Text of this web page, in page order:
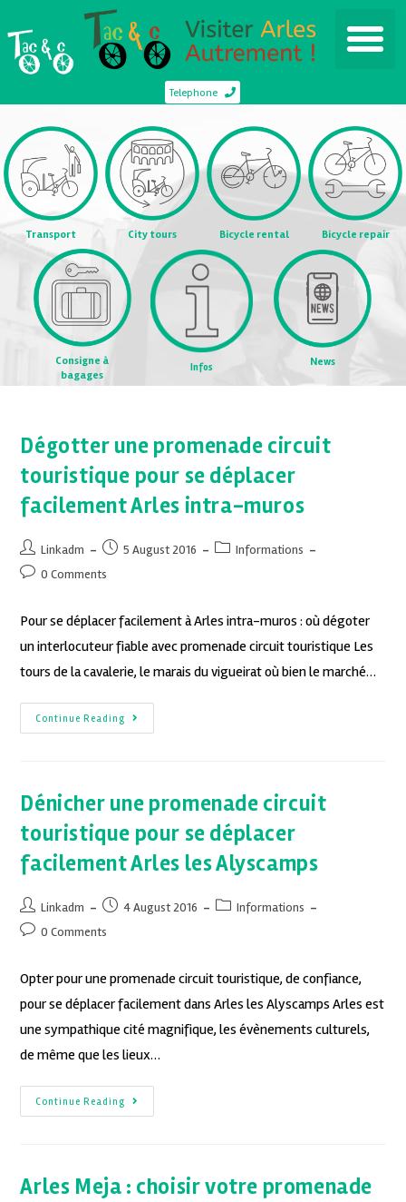
Telephone
Transport City tours Bicycle rental Bicycle repair
Consigne à
bagages
Infos News
Dégotter une promenade circuit
touristique pour se déplacer
facilement Arles intra-muros
Linkadm 5 August 2016
Informations
0 Comments
Pour se déplacer facilement à Arles intra-muros : où dégoter
un interlocuteur fiable avec promenade circuit touristique Les
tours de la cavalerie, le marais du vigueirat où bien le marché…
Continue Reading
Dénicher une promenade circuit
touristique pour se déplacer
facilement Arles les Alyscamps
Linkadm 4 August 2016
Informations
0 Comments
Opter pour une promenade circuit touristique, de confiance,
pour se déplacer facilement dans Arles les Alyscamps Arles est
une sympathique cité magnifique, les évènements culturels,
de même que les lieux…
Continue Reading
Arles Meja : choisir votre promenade